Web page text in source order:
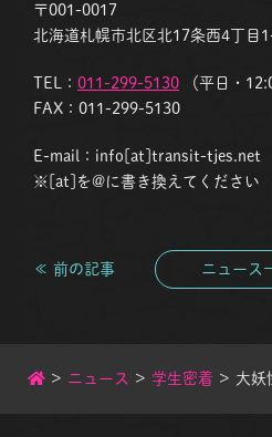
〒001-0017
北海道札幌市北区北17条西4丁目
TEL： 011-299-5130 （平日・
FAX：011-299-5130
E-mail：info[at]transit-tjes.net
※[at]を@に書き換えてください
≪ 前の記事 ニュース
> ニュース > 学生密着 > 大妖